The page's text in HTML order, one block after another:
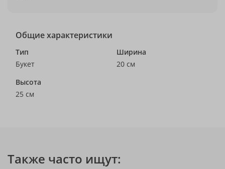
Общие характеристики
Тип
Букет
Ширина
20 см
Высота
25 см
Также часто ищут: